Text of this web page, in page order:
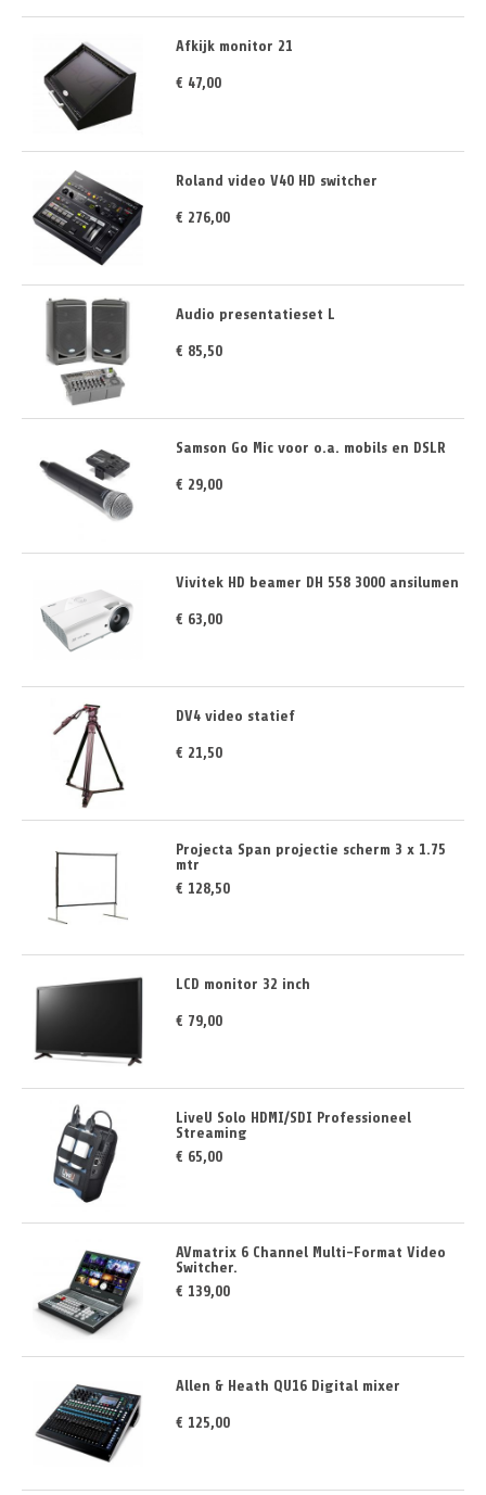
Afkijk monitor 21
€ 47,00
Roland video V40 HD switcher
€ 276,00
Audio presentatieset L
€ 85,50
Samson Go Mic voor o.a. mobils en DSLR
€ 29,00
Vivitek HD beamer DH 558 3000 ansilumen
€ 63,00
DV4 video statief
€ 21,50
Projecta Span projectie scherm 3 x 1.75
mtr
€ 128,50
LCD monitor 32 inch
€ 79,00
LiveU Solo HDMI/SDI Professioneel
Streaming
€ 65,00
AVmatrix 6 Channel Multi-Format Video
Switcher.
€ 139,00
Allen & Heath QU16 Digital mixer
€ 125,00